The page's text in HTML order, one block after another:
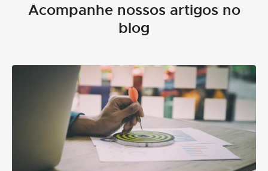
Acompanhe nossos artigos no
blog